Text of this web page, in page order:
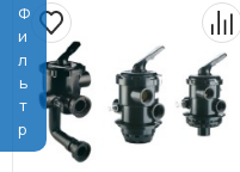
Фильтр